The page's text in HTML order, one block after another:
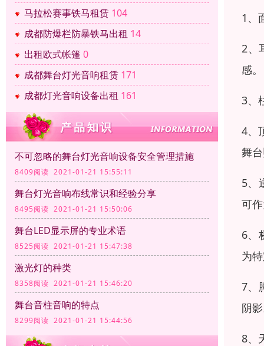
马拉松赛事铁马租赁 104
成都防爆栏防暴铁马出租 14
出租欧式帐篷 0
成都舞台灯光音响租赁 171
成都灯光音响设备出租 161
不可忽略的舞台灯光音响设备安全管理措施
8409阅读 2021-01-21 15:55:11
舞台灯光音响布线常识和经验分享
8495阅读 2021-01-21 15:50:06
舞台LED显示屏的专业术语
8525阅读 2021-01-21 15:47:38
激光灯的种类
8358阅读 2021-01-21 15:46:20
舞台音柱音响的特点
8299阅读 2021-01-21 15:44:56
1、
2、
感。
3、
4、
舞
5、
可
6、
为
7、
阴
8、